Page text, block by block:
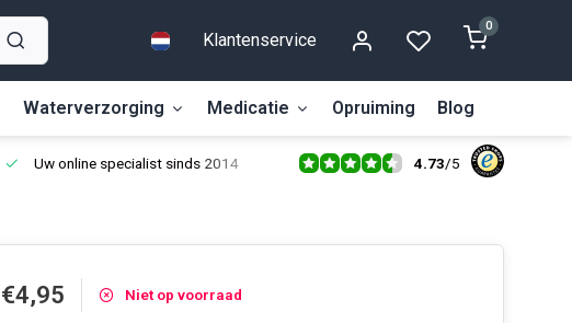
Klantenservice
0
Waterverzorging Medicatie Opruiming Blog
Uw online specialist sinds 2014 4.73/5
€4,95 Niet op voorraad